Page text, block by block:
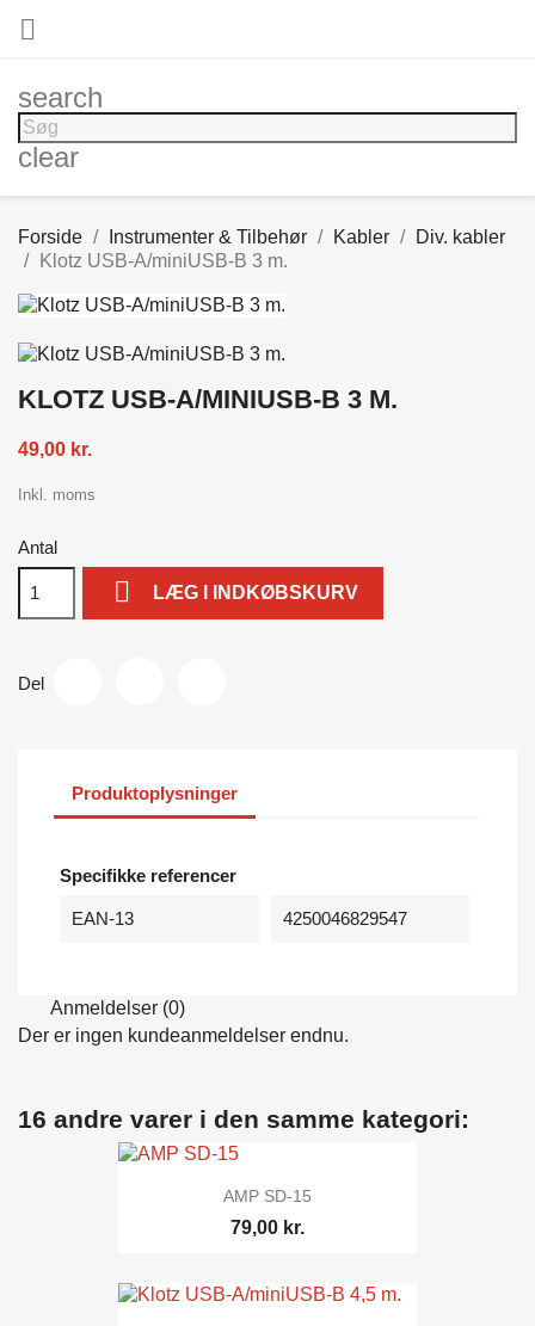

search
clear
Forside Instrumenter & Tilbehør Kabler
Div. kabler
Klotz USB-A/miniUSB-B 3 m.
KLOTZ USB-A/MINIUSB-B 3 M.
49,00 kr.
Inkl. moms
Antal
 LÆG I INDKØBSKURV
Del
Produktoplysninger
Specifikke referencer
EAN-13 4250046829547
Anmeldelser (0)
Der er ingen kundeanmeldelser endnu.
16 andre varer i den samme kategori:
AMP SD-15
79,00 kr.